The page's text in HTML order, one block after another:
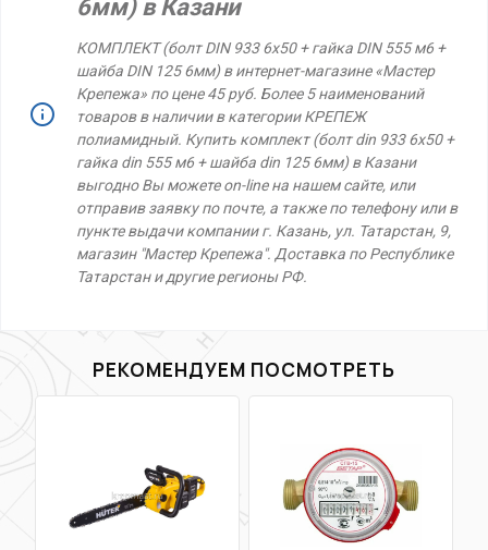
6мм) в Казани
КОМПЛЕКТ (болт DIN 933 6х50 + гайка DIN 555 м6 +
шайба DIN 125 6мм) в интернет-магазине «Мастер
Крепежа» по цене 45 руб. Более 5 наименований
товаров в наличии в категории КРЕПЕЖ
полиамидный. Купить комплект (болт din 933 6х50 +
гайка din 555 м6 + шайба din 125 6мм) в Казани
выгодно Вы можете on-line на нашем сайте, или
отправив заявку по почте, а также по телефону или в
пункте выдачи компании г. Казань, ул. Татарстан, 9,
магазин "Мастер Крепежа". Доставка по Республике
Татарстан и другие регионы РФ.
РЕКОМЕНДУЕМ ПОСМОТРЕТЬ